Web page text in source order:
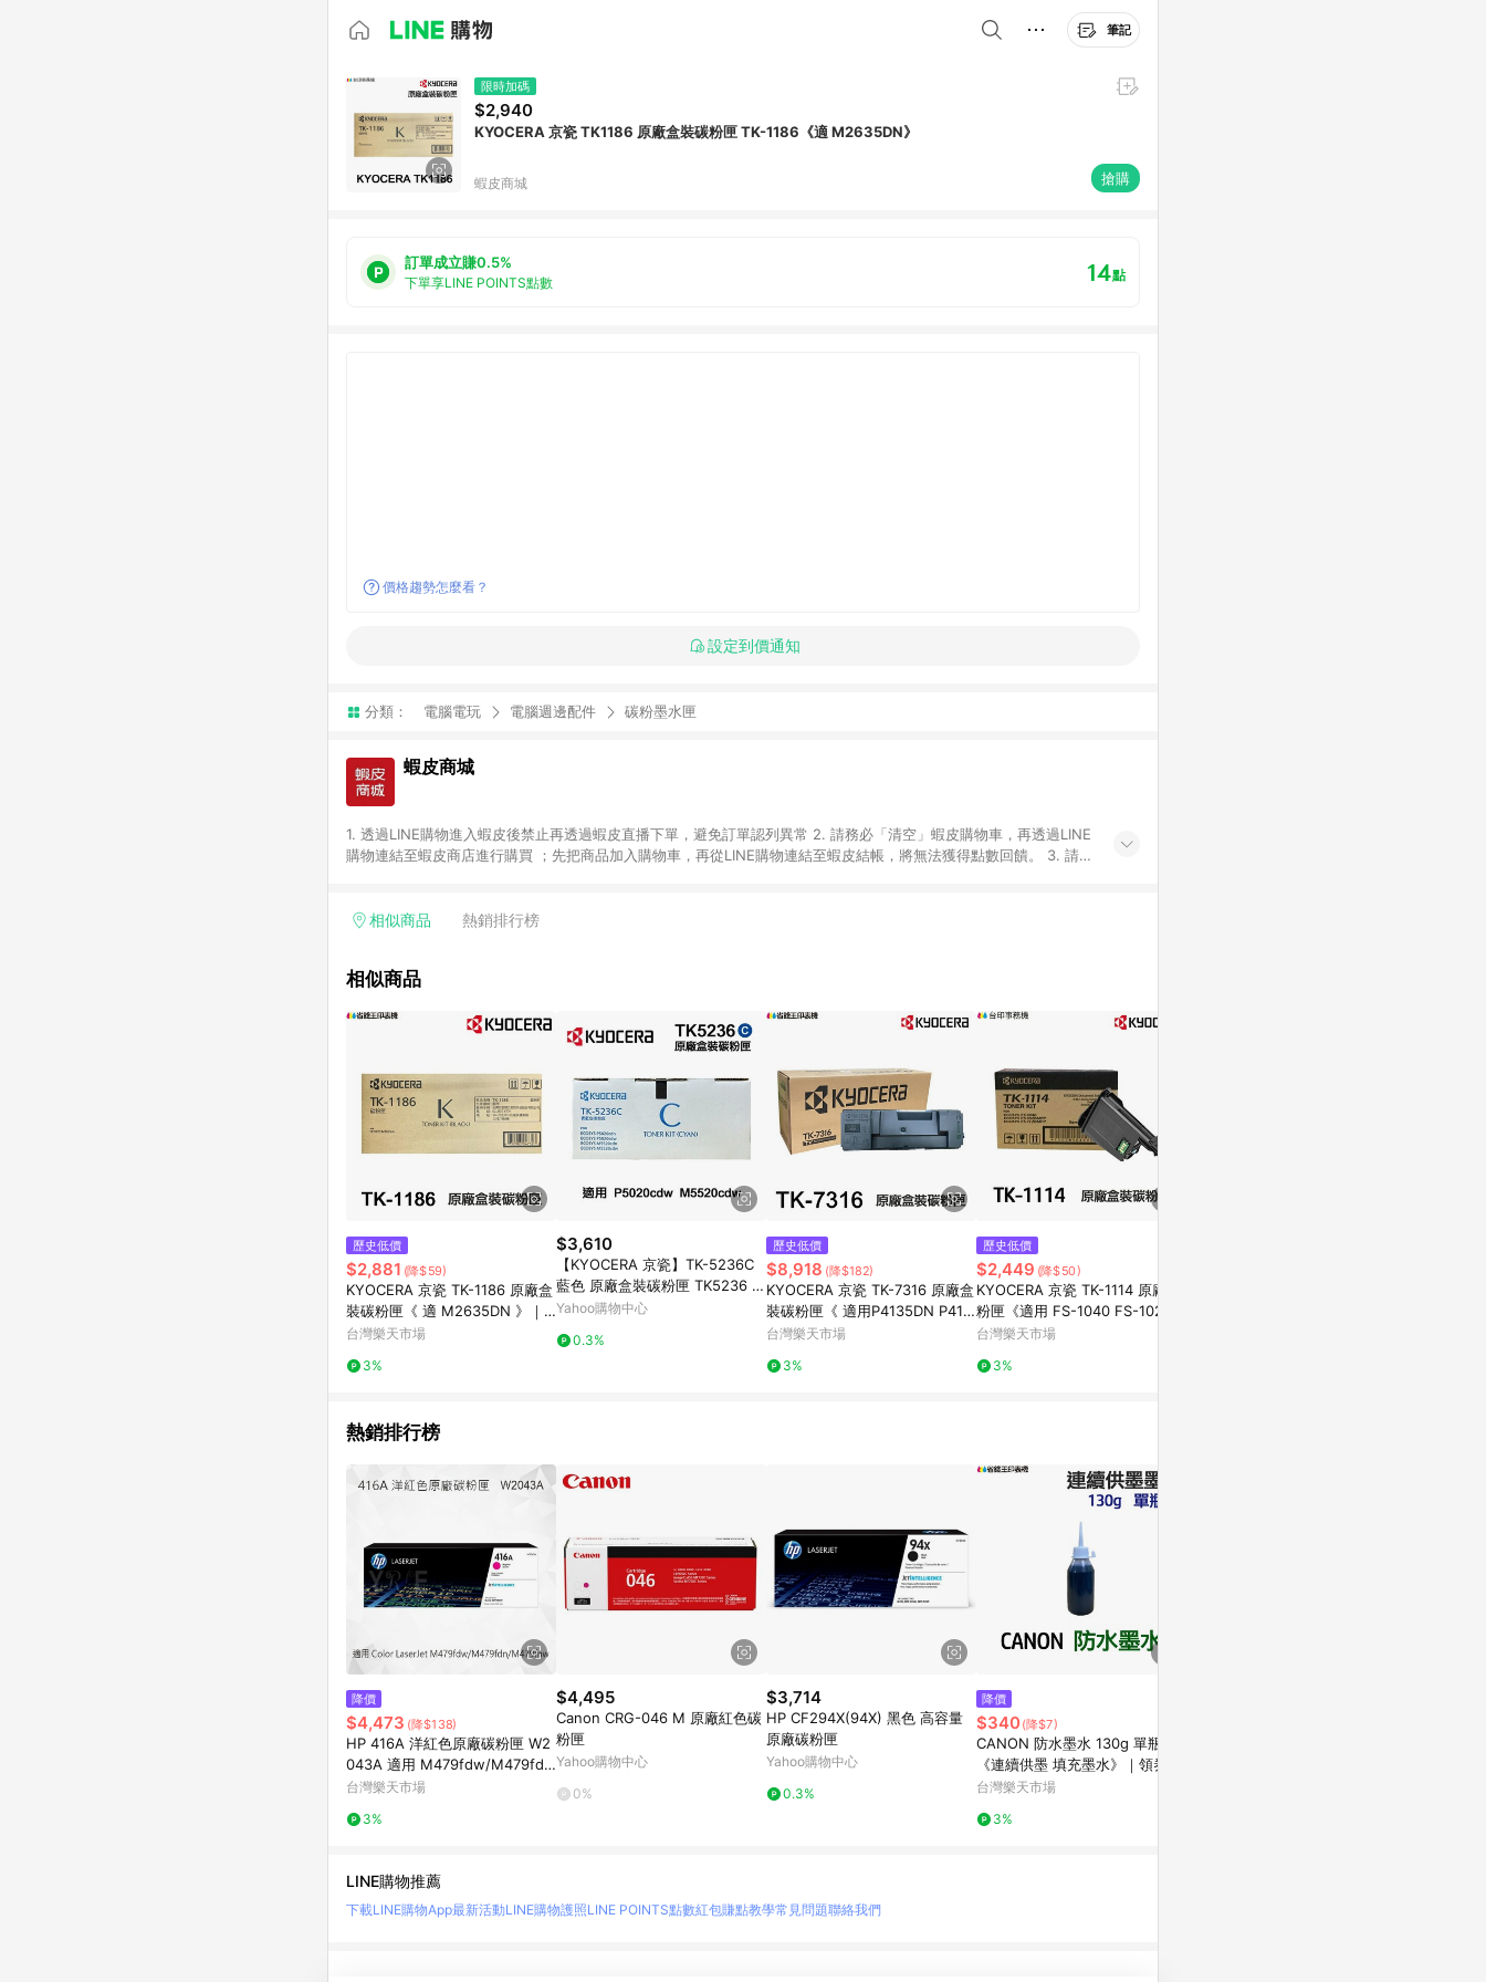
筆記
限時加碼
$2,940
KYOCERA 京瓷 TK1186 原廠盒裝碳粉匣 TK-1186《適 M2635DN》
蝦皮商城 搶購
訂單成立賺0.5%
下單享LINE POINTS點數 14點
價格趨勢怎麼看？
設定到價通知
分類： 電腦電玩 電腦週邊配件 碳粉墨水匣
蝦皮商城
1. 透過LINE購物進入蝦皮後禁止再透過蝦皮直播下單，避免訂單認列異常 2. 請務必「清空」蝦皮購物車，再透過LINE
購物連結至蝦皮商店進行購買 ；先把商品加入購物車，再從LINE購物連結至蝦皮結帳，將無法獲得點數回饋。 3. 請避
一歲以下嬰兒配方奶粉、醫療器材：回饋０％ 詳細不回饋商品請見此公告 https://reurl.cc/Gazvnp 5. 蝦皮直營_餐券
除折價券、運費與蝦幣後之最終金額進行計算。 8. 同一商品品項(即便不同尺寸規格)，皆會計入同一筆返點上限進行
成不同筆訂單編號發送通知。 11. 若使用折價券折抵，可能會有攤提折抵導致訂單金額些微落差 12. 蝦皮會將LINE的導
購跳轉紀錄與蝦皮的會員ID進行綁定，若後續七天內未透過其他媒體來源導入蝦皮官網，則七天內於該蝦皮帳號下訂的
首筆訂單會被蝦皮認列為該LINE用戶導購跳轉時所成立之訂單。 13. 若同一用戶使用一個以上蝦皮帳號透過LINE購物
進行導購，將可能導致無法收到導購通知，亦可能無法收到點數，再請留意。 14. 請注意以下行為將可能導致無法取得
LINE POINTS 點數回饋資格：使用非指定之途徑及方式完成交易，或經由蝦皮系統判斷點擊路徑不符合回饋資格或規
則者。 15. 若有贈點爭議，請務必於訂單日期+60天以內進行洽詢確認；超過60天(含)以上進行申訴，恕無法贈點回
饋。需檢附蝦皮訂單完成、LINE購物訂單記錄，如於LINE購物訂單紀錄已呈現：「非本次前往蝦皮商店之品項，不符
中斷而無法進行 LINE POINTS 回饋 2.若購買過程中關閉蝦皮APP，則需重新透過LINE購物前往蝦皮商城，否則無法進
行LINE POINTS 回饋。 / 3.如用戶先前往蝦皮商城將商品加入購物車，後續透過LINE購物前往至蝦皮商城將購物車結
清，此方案將不列入 LINE Points 回饋 4.若因系統異常無法追蹤訂單，致使消費者無接收到點數回饋，蝦皮保有更改
條款與法律追訴之權利 5. LINE購物商品價格若與蝦皮賣場實際價格有異，以蝦皮賣場價格為準 6. 實際回饋，依蝦皮
系統盼為最終判定標準
相似商品 熱銷排行榜
相似商品
歷史低價
$2,881 (降$59)
KYOCERA 京瓷 TK-1186 原廠盒
裝碳粉匣《 適 M2635DN 》｜
領券最高折$220
台灣樂天市場
3%
$3,610
【KYOCERA 京瓷】TK-5236C
藍色 原廠盒裝碳粉匣 TK5236 適
用 P5020cdn P5020cdw M552
Yahoo購物中心
0.3%
歷史低價
$8,918 (降$182)
KYOCERA 京瓷 TK-7316 原廠盒
裝碳粉匣《 適用P4135DN P414
5DN 》｜領券最高折$220
台灣樂天市場
3%
歷史低價
$2,449 (降$50)
KYOCERA 京瓷 TK-1114 原廠碳
粉匣《適用 FS-1040 FS-1020M
FP FS-1120MFP》｜領券最高折
台灣樂天市場
3%
熱銷排行榜
降價
$4,473 (降$138)
HP 416A 洋紅色原廠碳粉匣 W2
043A 適用 M479fdw/M479fd
n/M479fnw/M454dw/M454dn
台灣樂天市場
3%
$4,495
Canon CRG-046 M 原廠紅色碳
粉匣
Yahoo購物中心
0%
$3,714
HP CF294X(94X) 黑色 高容量
原廠碳粉匣
Yahoo購物中心
0.3%
降價
$340(降$7)
CANON 防水墨水 130g 單瓶
《連續供墨 填充墨水》｜領券最
高折$220
台灣樂天市場
3%
LINE購物推薦
下載LINE購物App最新活動LINE購物護照LINE POINTS點數紅包賺點教學常見問題聯絡我們